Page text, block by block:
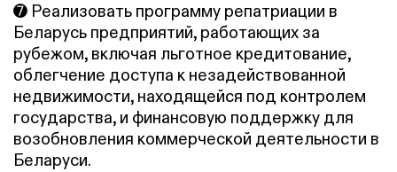
➐ Реализовать программу репатриации в
Беларусь предприятий, работающих за
рубежом, включая льготное кредитование,
облегчение доступа к незадействованной
недвижимости, находящейся под контролем
государства, и финансовую поддержку для
возобновления коммерческой деятельности в
Беларуси.